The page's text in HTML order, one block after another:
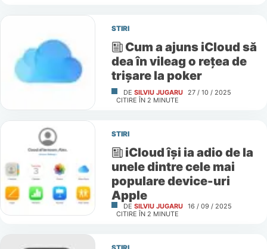
STIRI
Cum a ajuns iCloud să
dea în vileag o rețea de
trișare la poker
DE SILVIU JUGARU 27 / 10 / 2025
CITIRE ÎN 2 MINUTE
STIRI
iCloud își ia adio de la
unele dintre cele mai
populare device-uri
Apple
DE SILVIU JUGARU 16 / 09 / 2025
CITIRE ÎN 2 MINUTE